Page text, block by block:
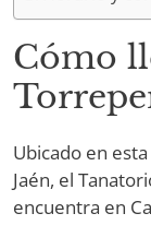
Cómo
Ubicado en
Jaén, el
encuentra en